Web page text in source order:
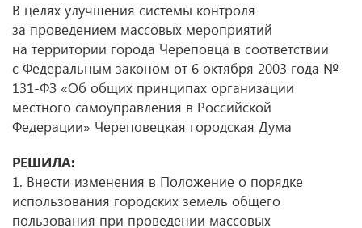
В целях улучшения системы контроля
за проведением массовых мероприятий
на территории города Череповца в соответствии
с Федеральным законом от 6 октября 2003 года №
131-ФЗ «Об общих принципах организации
местного самоуправления в Российской
Федерации» Череповецкая городская Дума
РЕШИЛА:
1. Внести изменения в Положение о порядке
использования городских земель общего
пользования при проведении массовых